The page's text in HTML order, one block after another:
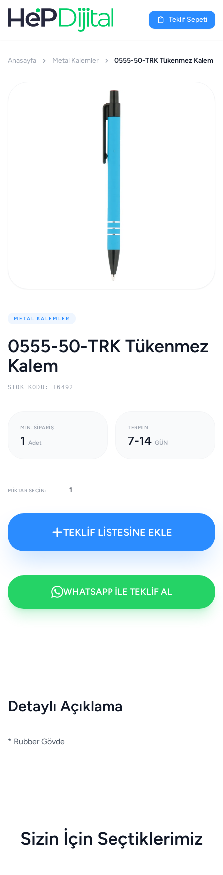
Teklif Sepeti
Anasayfa Metal Kalemler 0555-50-TRK Tükenmez Kalem
METAL KALEMLER
0555-50-TRK Tükenmez
Kalem
STOK KODU: 16492
MIN. SIPARIŞ
1 Adet
TERMIN
7-14 GÜN
MIKTAR SEÇIN:
TEKLİF LİSTESİNE EKLE
WHATSAPP İLE TEKLİF AL
Detaylı Açıklama
* Rubber Gövde
Sizin İçin Seçtiklerimiz